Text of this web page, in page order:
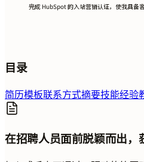
完成 HubSpot 的入站营销认证，使我具备
目录
简历模板联系方式摘要技能经验
在招聘人员面前脱颖而出，